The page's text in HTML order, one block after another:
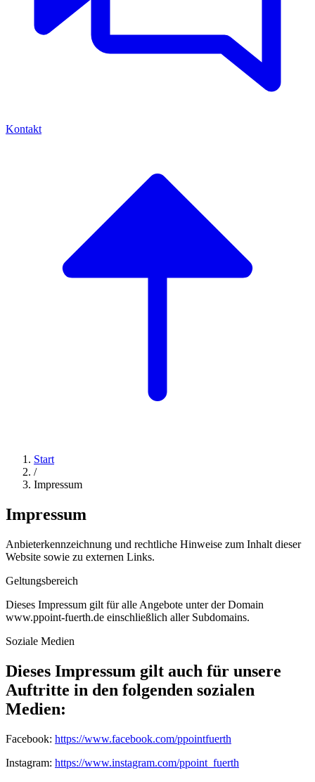
Kontakt
Start
/
Impressum
Impressum
Anbieterkennzeichnung und rechtliche Hinweise zum Inhalt dieser
Website sowie zu externen Links.
Geltungsbereich
Dieses Impressum gilt für alle Angebote unter der Domain
www.ppoint-fuerth.de einschließlich aller Subdomains.
Soziale Medien
Dieses Impressum gilt auch für unsere
Auftritte in den folgenden sozialen
Medien:
Facebook: https://www.facebook.com/ppointfuerth
Instagram: https://www.instagram.com/ppoint_fuerth